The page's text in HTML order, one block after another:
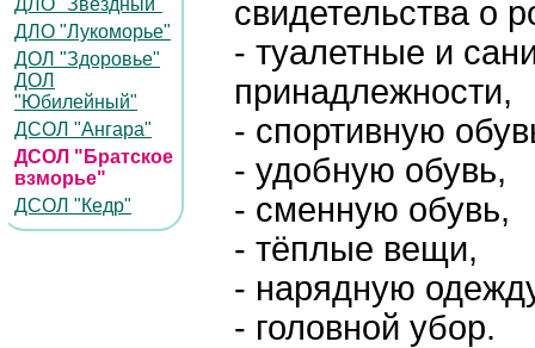
свидетельства о
- туалетные и
принадлежности,
- спортивную
- удобную обувь,
- сменную обувь,
- тёплые вещи,
- нарядную
- головной убор.
ДЛО "Звёздный"
ДЛО "Лукоморье"
ДОЛ "Здоровье"
ДОЛ
"Юбилейный"
ДСОЛ "Ангара"
ДСОЛ "Братское
взморье"
ДСОЛ "Кедр"